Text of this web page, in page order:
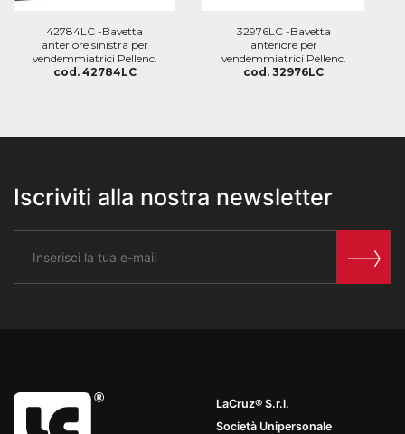
42784LC -Bavetta
anteriore sinistra per
vendemmiatrici Pellenc.
cod. 42784LC
32976LC -Bavetta
anteriore per
vendemmiatrici Pellenc.
cod. 32976LC
Iscriviti alla nostra newsletter
LaCruz® S.r.l.
Società Unipersonale